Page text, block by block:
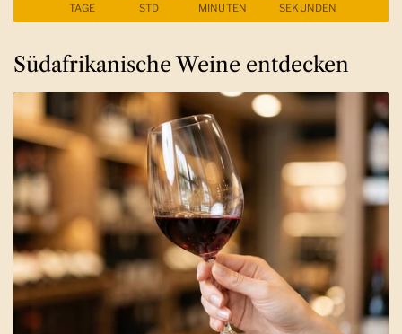
TAGE STD MINUTEN SEKUNDEN
Südafrikanische Weine entdecken